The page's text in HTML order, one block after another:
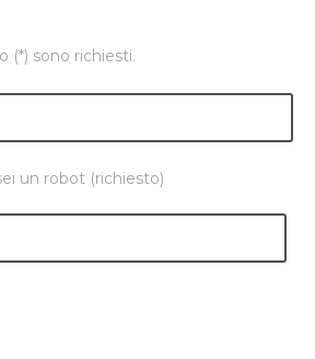
(*) sono richiesti.
un robot (richiesto)